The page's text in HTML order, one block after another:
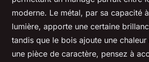
moderne. Le métal, par sa capacité
lumière, apporte une certaine
tandis que le bois ajoute une
une pièce de caractère, pensez à